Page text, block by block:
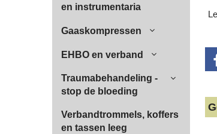
en instrumentaria
Gaaskompressen
EHBO en verband
Traumabehandeling -
stop de bloeding
Verbandtrommels, koffers
en tassen leeg